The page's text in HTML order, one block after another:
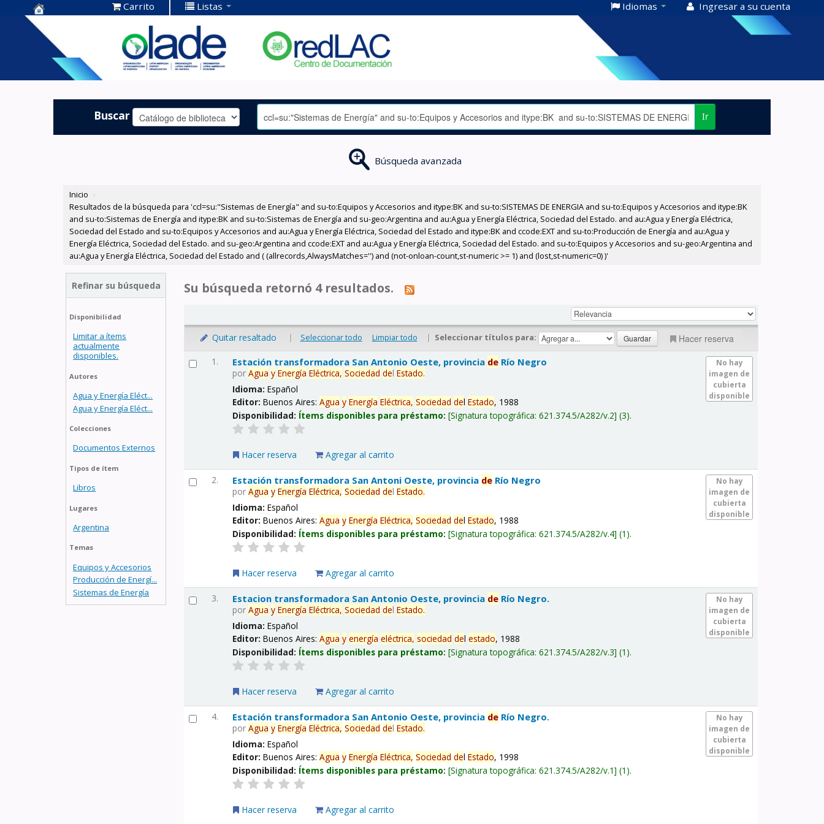
Centro de
Documentación
OLADE -
Carrito Listas Idiomas Ingresar a su cuenta
Buscar Ir
Búsqueda avanzada
Inicio ›
Resultados de la búsqueda para 'ccl=su:"Sistemas de Energía" and su-to:Equipos y Accesorios and itype:BK and su-to:SISTEMAS DE ENERGIA and su-to:Equipos y Accesorios and itype:BK
and su-to:Sistemas de Energía and itype:BK and su-to:Sistemas de Energía and su-geo:Argentina and au:Agua y Energía Eléctrica, Sociedad del Estado. and au:Agua y Energía Eléctrica,
Sociedad del Estado and su-to:Equipos y Accesorios and au:Agua y Energía Eléctrica, Sociedad del Estado and itype:BK and ccode:EXT and su-to:Producción de Energía and au:Agua y
Energía Eléctrica, Sociedad del Estado. and su-geo:Argentina and ccode:EXT and au:Agua y Energía Eléctrica, Sociedad del Estado. and su-to:Equipos y Accesorios and su-geo:Argentina and
au:Agua y Energía Eléctrica, Sociedad del Estado and ( (allrecords,AlwaysMatches='') and (not-onloan-count,st-numeric >= 1) and (lost,st-numeric=0) )'
Refinar su búsqueda
Disponibilidad
Limitar a ítems
actualmente
disponibles.
Autores
Agua y Energía Eléct...
Agua y Energía Eléct...
Colecciones
Documentos Externos
Tipos de ítem
Libros
Lugares
Argentina
Temas
Equipos y Accesorios
Producción de Energí...
Sistemas de Energía
Su búsqueda retornó 4 resultados.
Quitar resaltado | Seleccionar todo Limpiar todo | Seleccionar títulos para: Hacer reserva
1.
No hay
imagen de
cubierta
disponible
Estación transformadora San Antonio Oeste, provincia de Río Negro
porAgua y Energía Eléctrica, Sociedad delEstado.
Idioma:Español
Editor:Buenos Aires:Agua y Energía Eléctrica, Sociedad delEstado, 1988
Disponibilidad: Ítems disponibles para préstamo: Signatura topográfica:621.374.5/A282/v.2 (3).
Hacer reserva Agregar al carrito
2.
No hay
imagen de
cubierta
disponible
Estación transformadora San Antoni Oeste, provincia de Río Negro
porAgua y Energía Eléctrica, Sociedad delEstado.
Idioma:Español
Editor:Buenos Aires:Agua y Energía Eléctrica, Sociedad delEstado, 1988
Disponibilidad: Ítems disponibles para préstamo: Signatura topográfica:621.374.5/A282/v.4 (1).
Hacer reserva Agregar al carrito
3.
No hay
imagen de
cubierta
disponible
Estacion transformadora San Antonio Oeste, provincia de Río Negro.
porAgua y Energía Eléctrica, Sociedad delEstado.
Idioma:Español
Editor:Buenos Aires:Agua y energía eléctrica, sociedad delestado, 1988
Disponibilidad: Ítems disponibles para préstamo: Signatura topográfica:621.374.5/A282/v.3 (1).
Hacer reserva Agregar al carrito
4.
No hay
imagen de
cubierta
disponible
Estación transformadora San Antonio Oeste, provincia de Río Negro.
porAgua y Energía Eléctrica, Sociedad delEstado.
Idioma:Español
Editor:Buenos Aires:Agua y Energía Eléctrica, Sociedad delEstado, 1998
Disponibilidad: Ítems disponibles para préstamo: Signatura topográfica:621.374.5/A282/v.1 (1).
Hacer reserva Agregar al carrito